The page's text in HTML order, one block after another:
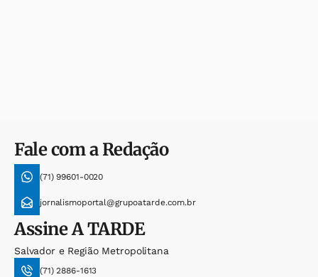
Fale com a Redação
(71) 99601-0020
jornalismoportal@grupoatarde.com.br
AssineA TARDE
Salvador e Região Metropolitana
(71) 2886-1613